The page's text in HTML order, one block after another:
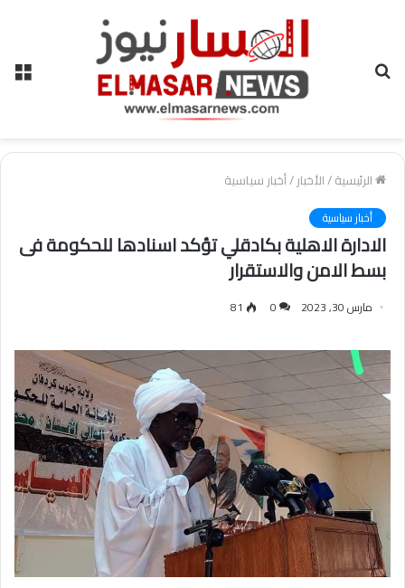
الرئيسية/الأخبار/أخبار سياسية
أخبار سياسية
الادارة الاهلية بكادقلي تؤكد اسنادها للحكومة فى
بسط الامن والاستقرار
مارس 30, 2023 0
81